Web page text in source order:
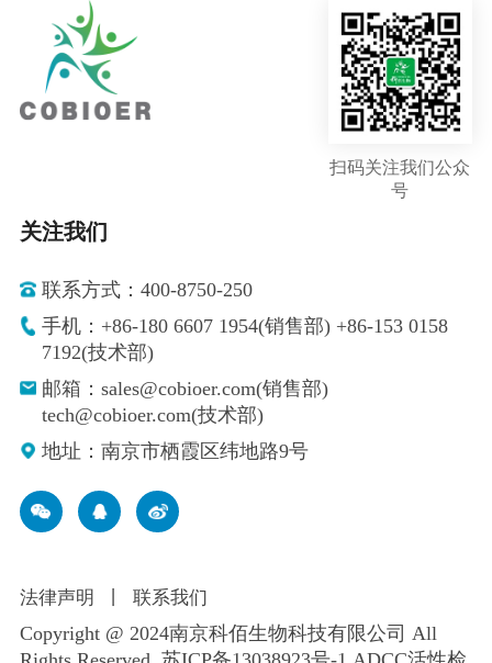
扫码关注我们公众
号
关注我们
联系方式：400-8750-250
手机：+86-180 6607 1954(销售部) +86-153 0158
7192(技术部)
邮箱：sales@cobioer.com(销售部)
tech@cobioer.com(技术部)
地址：南京市栖霞区纬地路9号
法律声明 联系我们
Copyright @ 2024南京科佰生物科技有限公司 All